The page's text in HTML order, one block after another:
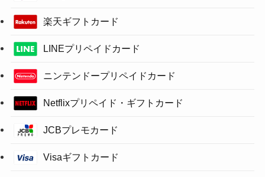
楽天ギフトカード
LINEプリペイドカード
ニンテンドープリペイドカード
Netflixプリペイド・ギフトカード
JCBプレモカード
Visaギフトカード